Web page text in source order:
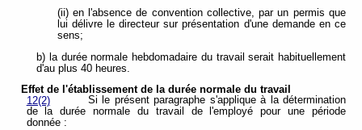
(ii) en l'absence de convention collective, par un permis que
lui délivre le directeur sur présentation d'une demande en ce
sens;
b) la durée normale hebdomadaire du travail serait habituellement
d'au plus 40 heures.
Effet de l'établissement de la durée normale du travail
12(2)
Si le présent paragraphe s'applique à la détermination
de la durée normale du travail de l'employé pour une période
donnée :